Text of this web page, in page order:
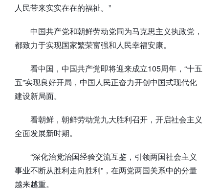
人民带来实实在在的福祉。”
中国共产党和朝鲜劳动党同为马克思主义执政党，
都致力于实现国家繁荣富强和人民幸福安康。
看中国，中国共产党即将迎来成立105周年，“十五
五”实现良好开局，中国人民正奋力开创中国式现代化
建设新局面。
看朝鲜，朝鲜劳动党九大胜利召开，开启社会主义
全面发展新时期。
“深化治党治国经验交流互鉴，引领两国社会主义
事业不断从胜利走向胜利”，在两党两国关系中的分量
越来越重。